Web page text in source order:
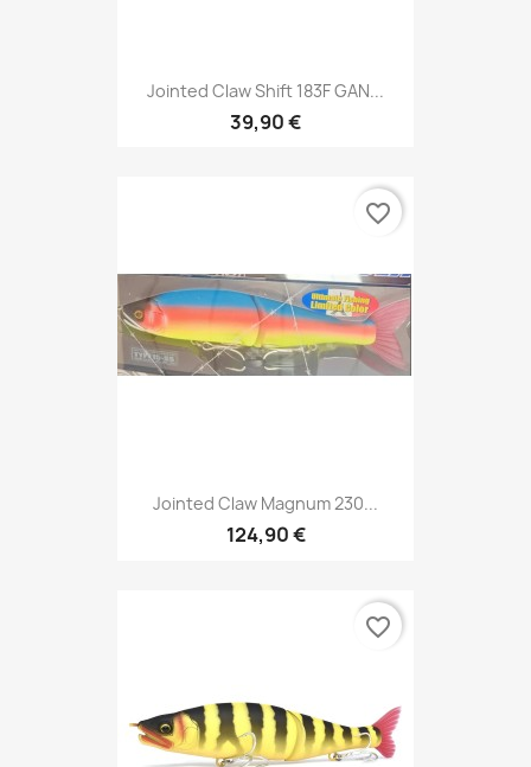
Jointed Claw Shift 183F GAN...
39,90 €
Jointed Claw Magnum 230...
124,90 €
favorite_border
favorite_border